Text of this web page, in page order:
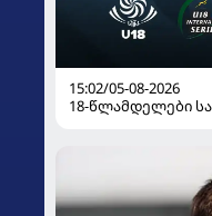
15:02/05-08-2026
18-წლამდელები